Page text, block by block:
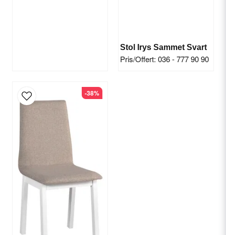
Stol Irys Sammet Svart
Pris/Offert: 036 - 777 90 90
-38%